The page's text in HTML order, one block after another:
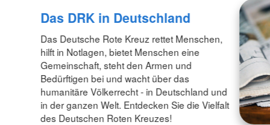
Das DRK in Deutschland
Das Deutsche Rote Kreuz rettet Menschen,
hilft in Notlagen, bietet Menschen eine
Gemeinschaft, steht den Armen und
Bedürftigen bei und wacht über das
humanitäre Völkerrecht - in Deutschland und
in der ganzen Welt. Entdecken Sie die Vielfalt
des Deutschen Roten Kreuzes!